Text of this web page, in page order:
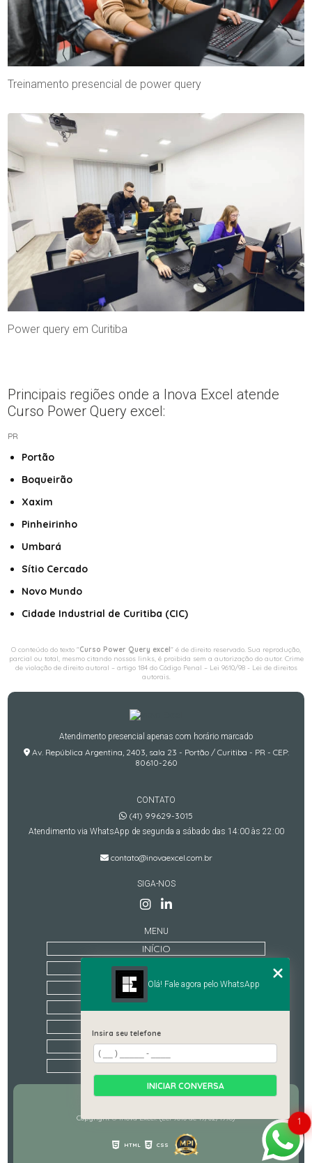
Treinamento presencial de power query
Power query em Curitiba
Principais regiões onde a Inova Excel atende
Curso Power Query excel:
PR
Portão
Boqueirão
Xaxim
Pinheirinho
Umbará
Sítio Cercado
Novo Mundo
Cidade Industrial de Curitiba (CIC)
O conteúdo do texto "Curso Power Query excel" é de direito reservado. Sua reprodução,
parcial ou total, mesmo citando nossos links, é proibida sem a autorização do autor. Crime
de violação de direito autoral – artigo 184 do Código Penal – Lei 9610/98 - Lei de direitos
autorais.
Atendimento presencial apenas com horário marcado
Av. República Argentina, 2403, sala 23 - Portão / Curitiba - PR - CEP:
80610-260
CONTATO
(41) 99629-3015
Atendimento via WhatsApp de segunda a sábado das 14:00 às 22:00
contato@inovaexcel.com.br
SIGA-NOS
MENU
INÍCIO
QUEM SOMOS
TREINAMENTOS
CATEGORIAS
MAPA DO SITE
Copyright © Inova Excel. (Lei 9610 de 19/02/1998)
HTML CSS
1
Olá! Fale agora pelo WhatsApp
Insira seu telefone
INICIAR CONVERSA